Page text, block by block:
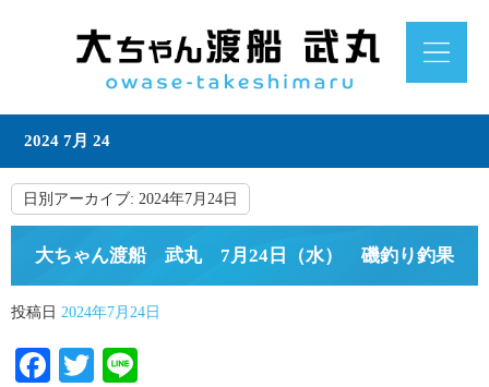
2024 7月 24
日別アーカイブ: 2024年7月24日
大ちゃん渡船 武丸 7月24日（水） 磯釣り釣果
投稿日 2024年7月24日
Facebook
Twitter